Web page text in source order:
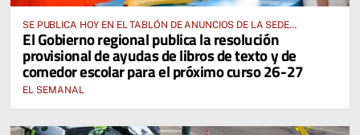
SE PUBLICA HOY EN EL TABLÓN DE ANUNCIOS DE LA SEDE
ELECTRÓNICA DE LA JUNTA DE COMUNIDADES Y EN EL PORTAL DE
EDUCACIÓN DE CASTILLA-LA MANCHA
El Gobierno regional publica la resolución
provisional de ayudas de libros de texto y de
comedor escolar para el próximo curso 26-27
EL SEMANAL